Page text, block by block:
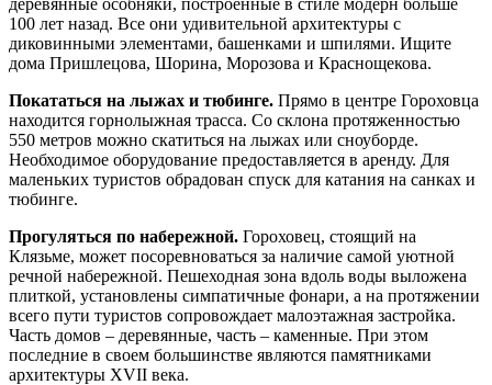
100 лет назад. Все они удивительной архитектуры с
диковинными элементами, башенками и шпилями. Ищите
дома Пришлецова, Шорина, Морозова и Краснощекова.
Покататься на лыжах и тюбинге. Прямо в центре Гороховца
находится горнолыжная трасса. Со склона протяженностью
550 метров можно скатиться на лыжах или сноуборде.
Необходимое оборудование предоставляется в аренду. Для
маленьких туристов обрадован спуск для катания на санках и
тюбинге.
Прогуляться по набережной. Гороховец, стоящий на
Клязьме, может посоревноваться за наличие самой уютной
речной набережной. Пешеходная зона вдоль воды выложена
плиткой, установлены симпатичные фонари, а на протяжении
всего пути туристов сопровождает малоэтажная застройка.
Часть домов – деревянные, часть – каменные. При этом
последние в своем большинстве являются памятниками
архитектуры XVII века.